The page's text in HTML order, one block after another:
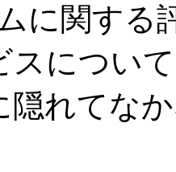
に関する
スについ
隠れてな